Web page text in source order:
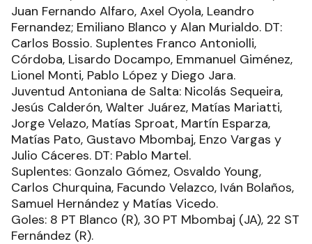
Juan Fernando Alfaro, Axel Oyola, Leandro
Fernandez; Emiliano Blanco y Alan Murialdo. DT:
Carlos Bossio. Suplentes Franco Antoniolli,
Córdoba, Lisardo Docampo, Emmanuel Giménez,
Lionel Monti, Pablo López y Diego Jara.
Juventud Antoniana de Salta: Nicolás Sequeira,
Jesús Calderón, Walter Juárez, Matías Mariatti,
Jorge Velazo, Matías Sproat, Martín Esparza,
Matías Pato, Gustavo Mbombaj, Enzo Vargas y
Julio Cáceres. DT: Pablo Martel.
Suplentes: Gonzalo Gómez, Osvaldo Young,
Carlos Churquina, Facundo Velazco, Iván Bolaños,
Samuel Hernández y Matías Vicedo.
Goles: 8 PT Blanco (R), 30 PT Mbombaj (JA), 22 ST
Fernández (R).